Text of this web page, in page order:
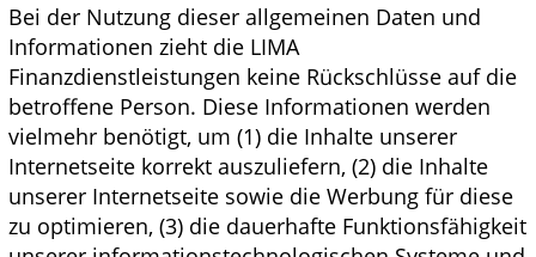
Bei der Nutzung dieser allgemeinen Daten und
Informationen zieht die LIMA
Finanzdienstleistungen keine Rückschlüsse auf die
betroffene Person. Diese Informationen werden
vielmehr benötigt, um (1) die Inhalte unserer
Internetseite korrekt auszuliefern, (2) die Inhalte
unserer Internetseite sowie die Werbung für diese
zu optimieren, (3) die dauerhafte Funktionsfähigkeit